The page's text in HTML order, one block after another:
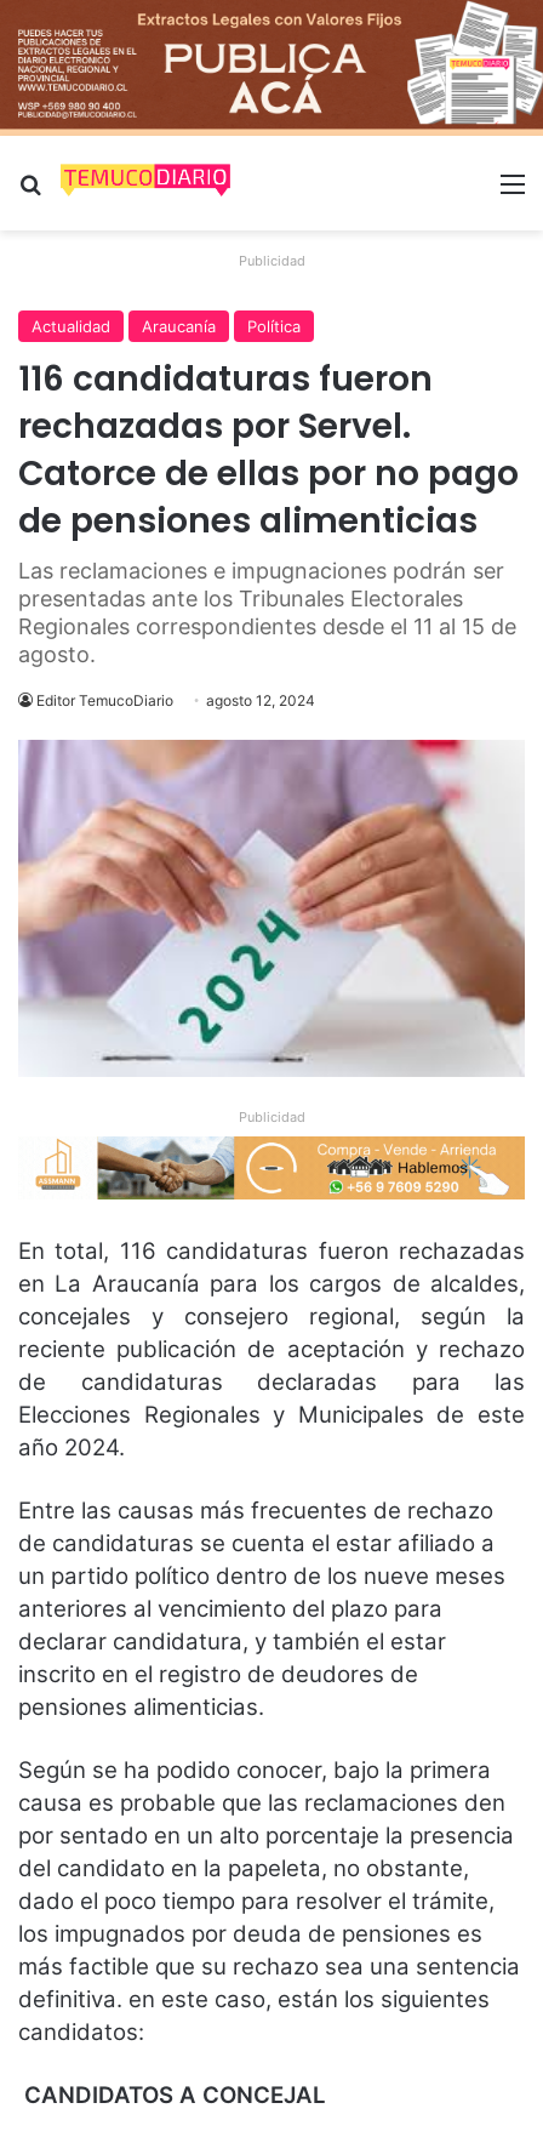
Buscar por
Publicidad
Actualidad Araucanía Política
116 candidaturas fueron
rechazadas por Servel.
Catorce de ellas por no pago
de pensiones alimenticias
Las reclamaciones e impugnaciones podrán ser
presentadas ante los Tribunales Electorales
Regionales correspondientes desde el 11 al 15 de
agosto.
Editor TemucoDiario agosto 12, 2024
Publicidad
En total, 116 candidaturas fueron rechazadas
en La Araucanía para los cargos de alcaldes,
concejales y consejero regional, según la
reciente publicación de aceptación y rechazo
de candidaturas declaradas para las
Elecciones Regionales y Municipales de este
año 2024.
Entre las causas más frecuentes de rechazo
de candidaturas se cuenta el estar afiliado a
un partido político dentro de los nueve meses
anteriores al vencimiento del plazo para
declarar candidatura, y también el estar
inscrito en el registro de deudores de
pensiones alimenticias.
Según se ha podido conocer, bajo la primera
causa es probable que las reclamaciones den
por sentado en un alto porcentaje la presencia
del candidato en la papeleta, no obstante,
dado el poco tiempo para resolver el trámite,
los impugnados por deuda de pensiones es
más factible que su rechazo sea una sentencia
definitiva. en este caso, están los siguientes
candidatos:
CANDIDATOS A CONCEJAL